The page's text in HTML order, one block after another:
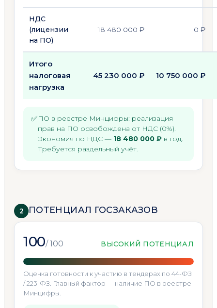
НДС
(лицензии
на ПО)
18 480 000 ₽ 0 ₽
Итого
налоговая
нагрузка
45 230 000 ₽ 10 750 000 ₽
✅ПО в реестре Минцифры: реализация
прав на ПО освобождена от НДС (0%).
Экономия по НДС — 18 480 000 ₽ в год.
Требуется раздельный учёт.
2 ПОТЕНЦИАЛ ГОСЗАКАЗОВ
100/ 100 ВЫСОКИЙ ПОТЕНЦИАЛ
Оценка готовности к участию в тендерах по 44-ФЗ
/ 223-ФЗ. Главный фактор — наличие ПО в реестре
Минцифры.